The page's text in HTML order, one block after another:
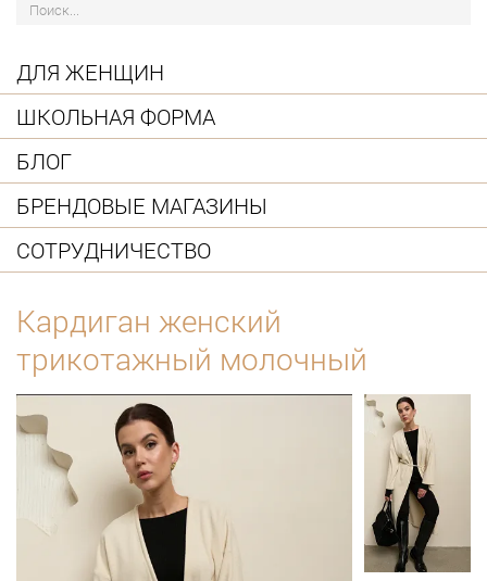
ДЛЯ ЖЕНЩИН
ШКОЛЬНАЯ ФОРМА
БЛОГ
БРЕНДОВЫЕ МАГАЗИНЫ
СОТРУДНИЧЕСТВО
Кардиган женский
трикотажный молочный